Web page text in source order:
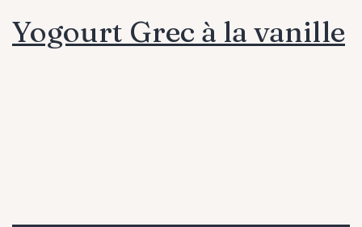
Yogourt Grec à la vanille